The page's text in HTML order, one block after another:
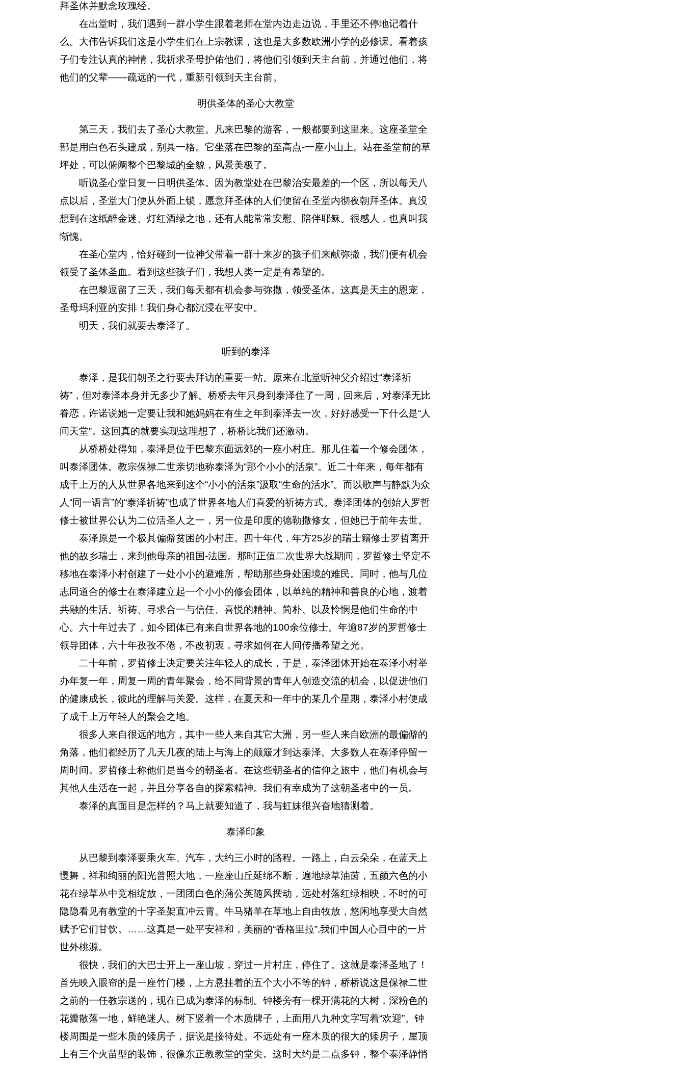
拜圣体并默念玫瑰经。
在出堂时，我们遇到一群小学生跟着老师在堂内边走边说，手里还不停地记着什
么。大伟告诉我们这是小学生们在上宗教课，这也是大多数欧洲小学的必修课。看着孩
子们专注认真的神情，我祈求圣母护佑他们，将他们引领到天主台前，并通过他们，将
他们的父辈——疏远的一代，重新引领到天主台前。
明供圣体的圣心大教堂
第三天，我们去了圣心大教堂。凡来巴黎的游客，一般都要到这里来。这座圣堂全
部是用白色石头建成，别具一格。它坐落在巴黎的至高点-一座小山上。站在圣堂前的草
坪处，可以俯阚整个巴黎城的全貌，风景美极了。
听说圣心堂日复一日明供圣体。因为教堂处在巴黎治安最差的一个区，所以每天八
点以后，圣堂大门便从外面上锁，愿意拜圣体的人们便留在圣堂内彻夜朝拜圣体。真没
想到在这纸醉金迷、灯红酒绿之地，还有人能常常安慰、陪伴耶稣。很感人，也真叫我
惭愧。
在圣心堂内，恰好碰到一位神父带着一群十来岁的孩子们来献弥撒，我们便有机会
领受了圣体圣血。看到这些孩子们，我想人类一定是有希望的。
在巴黎逗留了三天，我们每天都有机会参与弥撒，领受圣体。这真是天主的恩宠，
圣母玛利亚的安排！我们身心都沉浸在平安中。
明天，我们就要去泰泽了。
听到的泰泽
泰泽，是我们朝圣之行要去拜访的重要一站。原来在北堂听神父介绍过“泰泽祈
祷”，但对泰泽本身并无多少了解。桥桥去年只身到泰泽住了一周，回来后，对泰泽无比
眷恋，许诺说她一定要让我和她妈妈在有生之年到泰泽去一次，好好感受一下什么是“人
间天堂”。这回真的就要实现这理想了，桥桥比我们还激动。
从桥桥处得知，泰泽是位于巴黎东面远郊的一座小村庄。那儿住着一个修会团体，
叫泰泽团体。教宗保禄二世亲切地称泰泽为“那个小小的活泉”。近二十年来，每年都有
成千上万的人从世界各地来到这个“小小的活泉”汲取“生命的活水”。而以歌声与静默为众
人“同一语言”的“泰泽祈祷”也成了世界各地人们喜爱的祈祷方式。泰泽团体的创始人罗哲
修士被世界公认为二位活圣人之一，另一位是印度的德勒撒修女，但她已于前年去世。
泰泽原是一个极其偏僻贫困的小村庄。四十年代，年方25岁的瑞士籍修士罗哲离开
他的故乡瑞士，来到他母亲的祖国-法国。那时正值二次世界大战期间，罗哲修士坚定不
移地在泰泽小村创建了一处小小的避难所，帮助那些身处困境的难民。同时，他与几位
志同道合的修士在泰泽建立起一个小小的修会团体，以单纯的精神和善良的心地，渡着
共融的生活。祈祷、寻求合一与信任、喜悦的精神、简朴、以及怜悯是他们生命的中
心。六十年过去了，如今团体已有来自世界各地的100余位修士。年逾87岁的罗哲修士
领导团体，六十年孜孜不倦，不改初衷，寻求如何在人间传播希望之光。
二十年前，罗哲修士决定要关注年轻人的成长，于是，泰泽团体开始在泰泽小村举
办年复一年，周复一周的青年聚会，给不同背景的青年人创造交流的机会，以促进他们
的健康成长，彼此的理解与关爱。这样，在夏天和一年中的某几个星期，泰泽小村便成
了成千上万年轻人的聚会之地。
很多人来自很远的地方，其中一些人来自其它大洲，另一些人来自欧洲的最偏僻的
角落，他们都经历了几天几夜的陆上与海上的颠簸才到达泰泽。大多数人在泰泽停留一
周时间。罗哲修士称他们是当今的朝圣者。在这些朝圣者的信仰之旅中，他们有机会与
其他人生活在一起，并且分享各自的探索精神。我们有幸成为了这朝圣者中的一员。
泰泽的真面目是怎样的？马上就要知道了，我与虹妹很兴奋地猜测着。
泰泽印象
从巴黎到泰泽要乘火车、汽车，大约三小时的路程。一路上，白云朵朵，在蓝天上
慢舞，祥和绚丽的阳光普照大地，一座座山丘延绵不断，遍地绿草油茵，五颜六色的小
花在绿草丛中竞相绽放，一团团白色的蒲公英随风摆动，远处村落红绿相映，不时的可
隐隐看见有教堂的十字圣架直冲云霄。牛马猪羊在草地上自由牧放，悠闲地享受大自然
赋予它们甘饮。……这真是一处平安祥和，美丽的“香格里拉”,我们中国人心目中的一片
世外桃源。
很快，我们的大巴士开上一座山坡，穿过一片村庄，停住了。这就是泰泽圣地了！
首先映入眼帘的是一座竹门楼，上方悬挂着的五个大小不等的钟，桥桥说这是保禄二世
之前的一任教宗送的，现在已成为泰泽的标制。钟楼旁有一棵开满花的大树，深粉色的
花瓣散落一地，鲜艳迷人。树下竖着一个木质牌子，上面用八九种文字写着“欢迎”。钟
楼周围是一些木质的矮房子，据说是接待处。不远处有一座木质的很大的矮房子，屋顶
上有三个火苗型的装饰，很像东正教教堂的堂尖。这时大约是二点多钟，整个泰泽静悄